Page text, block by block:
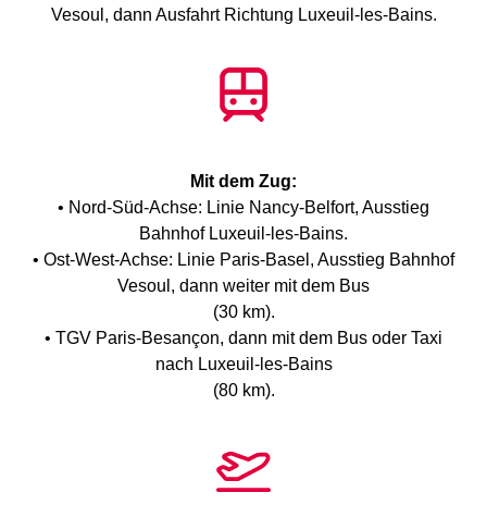
Vesoul, dann Ausfahrt Richtung Luxeuil-les-Bains.
Mit dem Zug:
• Nord-Süd-Achse: Linie Nancy-Belfort, Ausstieg
Bahnhof Luxeuil-les-Bains.
• Ost-West-Achse: Linie Paris-Basel, Ausstieg Bahnhof
Vesoul, dann weiter mit dem Bus
(30 km).
• TGV Paris-Besançon, dann mit dem Bus oder Taxi
nach Luxeuil-les-Bains
(80 km).